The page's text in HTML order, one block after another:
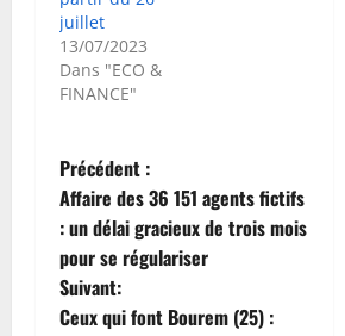
juillet
13/07/2023
Dans "ECO &
FINANCE"
N
a
v
Précédent :
Affaire des 36 151 agents fictifs
: un délai gracieux de trois mois
pour se régulariser
Suivant:
Ceux qui font Bourem (25) :